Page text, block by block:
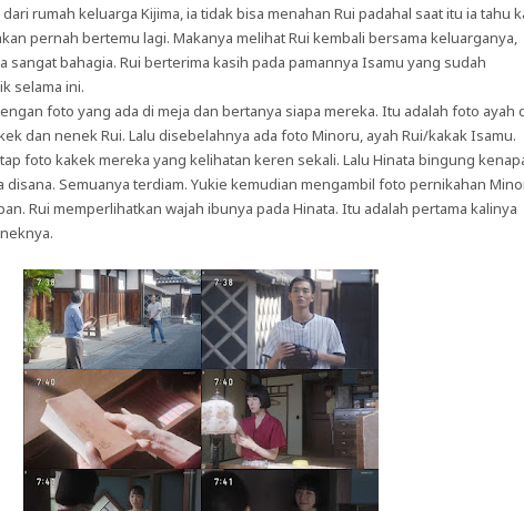
rumah keluarga Kijima, ia tidak bisa menahan Rui padahal saat itu ia tahu
pernah bertemu lagi. Makanya melihat Rui kembali bersama keluarganya,
sangat bahagia. Rui berterima kasih pada pamannya Isamu yang sudah
selama ini.
foto yang ada di meja dan bertanya siapa mereka. Itu adalah foto ayah
dan nenek Rui. Lalu disebelahnya ada foto Minoru, ayah Rui/kakak Isamu.
foto kakek mereka yang kelihatan keren sekali. Lalu Hinata bingung
Semuanya terdiam. Yukie kemudian mengambil foto pernikahan
Rui memperlihatkan wajah ibunya pada Hinata. Itu adalah pertama kalinya